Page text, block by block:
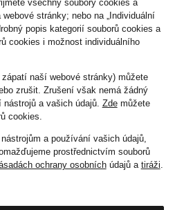
přes rameno
MEDIUM
Kč
Kabelka přes
LE TECKEL
54 630 Kč
všechny soubory cookies a
stránky; nebo na „Individuální
popis kategorií souborů cookies a
cookies i možnost individuálního
naší webové stránky) můžete
zrušit. Zrušení však nemá žádný
a vašich údajů. Zdemůžete
cookies
a používání vašich údajů,
prostřednictvím souborů
ochrany osobníchúdajů a tiráži